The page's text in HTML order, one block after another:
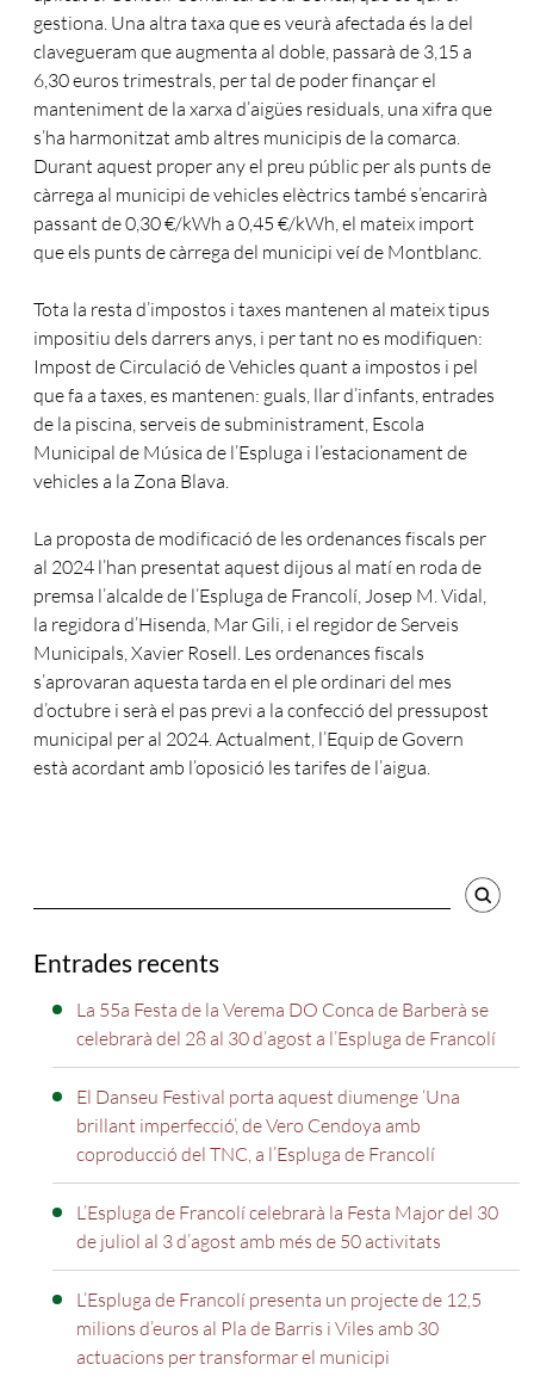
gestiona. Una altra taxa que es veurà afectada és la del
clavegueram que augmenta al doble, passarà de 3,15 a
6,30 euros trimestrals, per tal de poder finançar el
manteniment de la xarxa d’aigües residuals, una xifra que
s’ha harmonitzat amb altres municipis de la comarca.
Durant aquest proper any el preu públic per als punts de
càrrega al municipi de vehicles elèctrics també s’encarirà
passant de 0,30 €/kWh a 0,45 €/kWh, el mateix import
que els punts de càrrega del municipi veí de Montblanc.
Tota la resta d’impostos i taxes mantenen al mateix tipus
impositiu dels darrers anys, i per tant no es modifiquen:
Impost de Circulació de Vehicles quant a impostos i pel
que fa a taxes, es mantenen: guals, llar d’infants, entrades
de la piscina, serveis de subministrament, Escola
Municipal de Música de l’Espluga i l’estacionament de
vehicles a la Zona Blava.
La proposta de modificació de les ordenances fiscals per
al 2024 l’han presentat aquest dijous al matí en roda de
premsa l’alcalde de l’Espluga de Francolí, Josep M. Vidal,
la regidora d’Hisenda, Mar Gili, i el regidor de Serveis
Municipals, Xavier Rosell. Les ordenances fiscals
s’aprovaran aquesta tarda en el ple ordinari del mes
d’octubre i serà el pas previ a la confecció del pressupost
municipal per al 2024. Actualment, l’Equip de Govern
està acordant amb l’oposició les tarifes de l’aigua.
Cercador
Entrades recents
La 55a Festa de la Verema DO Conca de Barberà se
celebrarà del 28 al 30 d’agost a l’Espluga de Francolí
El Danseu Festival porta aquest diumenge ‘Una
brillant imperfecció’, de Vero Cendoya amb
coproducció del TNC, a l’Espluga de Francolí
L’Espluga de Francolí celebrarà la Festa Major del 30
de juliol al 3 d’agost amb més de 50 activitats
L’Espluga de Francolí presenta un projecte de 12,5
milions d’euros al Pla de Barris i Viles amb 30
actuacions per transformar el municipi